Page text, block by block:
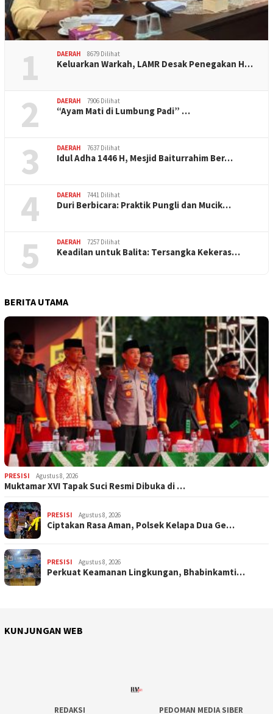
1 DAERAH 8679 Dilihat
Keluarkan Warkah, LAMR Desak Penegakan H…
2 DAERAH 7906 Dilihat
“Ayam Mati di Lumbung Padi” …
3 DAERAH 7637 Dilihat
Idul Adha 1446 H, Mesjid Baiturrahim Ber…
4 DAERAH 7441 Dilihat
Duri Berbicara: Praktik Pungli dan Mucik…
5 DAERAH 7257 Dilihat
Keadilan untuk Balita: Tersangka Kekeras…
BERITA UTAMA
PRESISI Agustus 8, 2026
Muktamar XVI Tapak Suci Resmi Dibuka di …
PRESISI Agustus 8, 2026
Ciptakan Rasa Aman, Polsek Kelapa Dua Ge…
PRESISI Agustus 8, 2026
Perkuat Keamanan Lingkungan, Bhabinkamti…
KUNJUNGAN WEB
REDAKSI PEDOMAN MEDIA SIBER